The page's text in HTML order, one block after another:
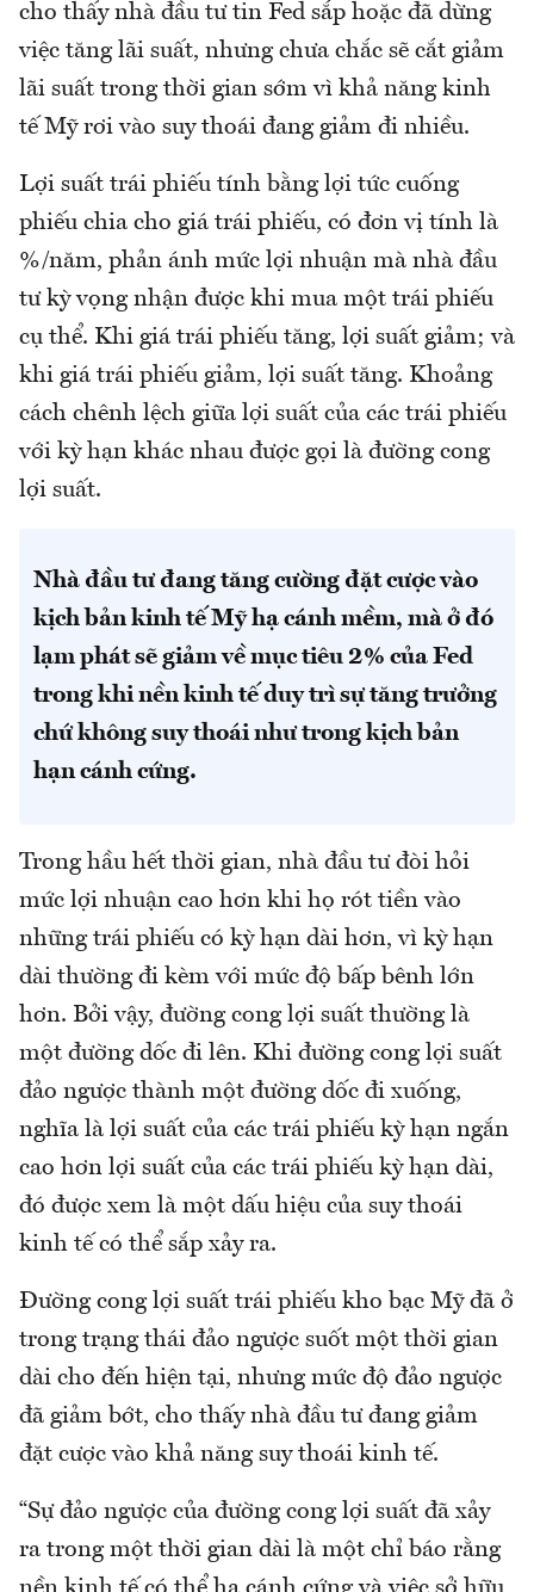
cho thấy nhà đầu tư tin Fed sắp hoặc đã dừng
việc tăng lãi suất, nhưng chưa chắc sẽ cắt giảm
lãi suất trong thời gian sớm vì khả năng kinh
tế Mỹ rơi vào suy thoái đang giảm đi nhiều.
Lợi suất trái phiếu tính bằng lợi tức cuống
phiếu chia cho giá trái phiếu, có đơn vị tính là
%/năm, phản ánh mức lợi nhuận mà nhà đầu
tư kỳ vọng nhận được khi mua một trái phiếu
cụ thể. Khi giá trái phiếu tăng, lợi suất giảm; và
khi giá trái phiếu giảm, lợi suất tăng. Khoảng
cách chênh lệch giữa lợi suất của các trái phiếu
với kỳ hạn khác nhau được gọi là đường cong
lợi suất.
Nhà đầu tư đang tăng cường đặt cược vào
kịch bản kinh tế Mỹ hạ cánh mềm, mà ở đó
lạm phát sẽ giảm về mục tiêu 2% của Fed
trong khi nền kinh tế duy trì sự tăng trưởng
chứ không suy thoái như trong kịch bản
hạn cánh cứng.
Trong hầu hết thời gian, nhà đầu tư đòi hỏi
mức lợi nhuận cao hơn khi họ rót tiền vào
những trái phiếu có kỳ hạn dài hơn, vì kỳ hạn
dài thường đi kèm với mức độ bấp bênh lớn
hơn. Bởi vậy, đường cong lợi suất thường là
một đường dốc đi lên. Khi đường cong lợi suất
đảo ngược thành một đường dốc đi xuống,
nghĩa là lợi suất của các trái phiếu kỳ hạn ngắn
cao hơn lợi suất của các trái phiếu kỳ hạn dài,
đó được xem là một dấu hiệu của suy thoái
kinh tế có thể sắp xảy ra.
Đường cong lợi suất trái phiếu kho bạc Mỹ đã ở
trong trạng thái đảo ngược suốt một thời gian
dài cho đến hiện tại, nhưng mức độ đảo ngược
đã giảm bớt, cho thấy nhà đầu tư đang giảm
đặt cược vào khả năng suy thoái kinh tế.
“Sự đảo ngược của đường cong lợi suất đã xảy
ra trong một thời gian dài là một chỉ báo rằng